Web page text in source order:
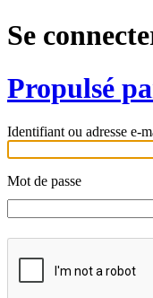
Se
Propulsé
Identifiant ou adresse e-
Mot de passe